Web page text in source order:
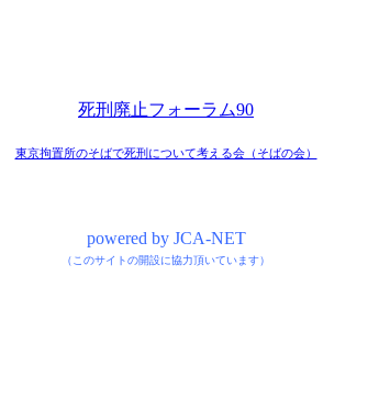
死刑廃止フォーラム90
東京拘置所のそばで死刑について考える会（そばの会）
powered by JCA-NET
（このサイトの開設に協力頂いています）